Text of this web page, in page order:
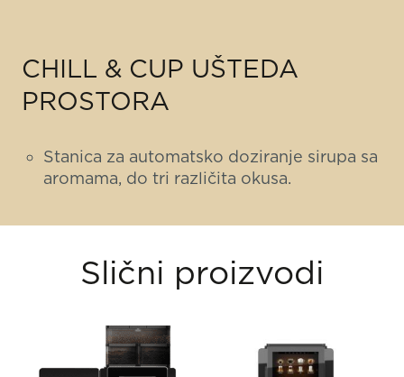
CHILL & CUP UŠTEDA
PROSTORA
Stanica za automatsko doziranje sirupa sa
aromama, do tri različita okusa.
Slični proizvodi